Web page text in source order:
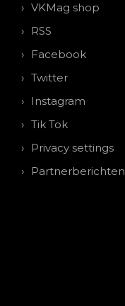
VKMag shop
RSS
Facebook
Twitter
Instagram
Tik Tok
Privacy settings
Partnerberichten